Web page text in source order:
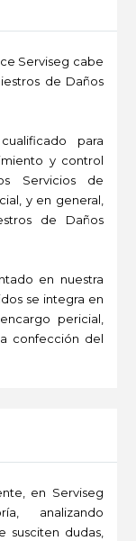
Serviseg cabe
de Daños
para
y control
Servicios de
y en general,
de Daños
en nuestra
se integra en
pericial,
confección del
en Serviseg
analizando
susciten dudas,